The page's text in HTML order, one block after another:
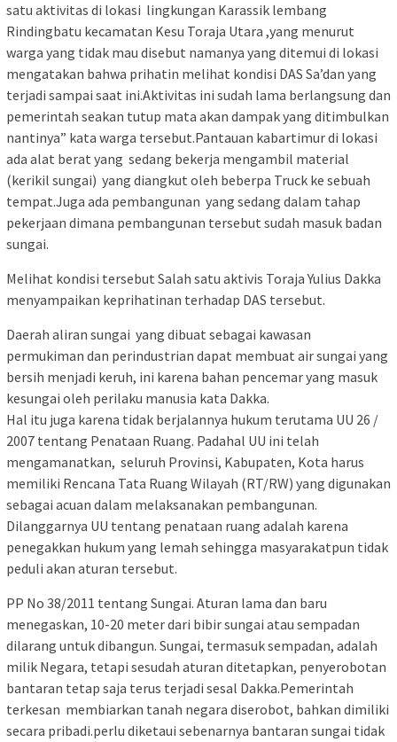
satu aktivitas di lokasi lingkungan Karassik lembang
Rindingbatu kecamatan Kesu Toraja Utara ,yang menurut
warga yang tidak mau disebut namanya yang ditemui di lokasi
mengatakan bahwa prihatin melihat kondisi DAS Sa’dan yang
terjadi sampai saat ini.Aktivitas ini sudah lama berlangsung dan
pemerintah seakan tutup mata akan dampak yang ditimbulkan
nantinya” kata warga tersebut.Pantauan kabartimur di lokasi
ada alat berat yang sedang bekerja mengambil material
(kerikil sungai) yang diangkut oleh beberpa Truck ke sebuah
tempat.Juga ada pembangunan yang sedang dalam tahap
pekerjaan dimana pembangunan tersebut sudah masuk badan
sungai.
Melihat kondisi tersebut Salah satu aktivis Toraja Yulius Dakka
menyampaikan keprihatinan terhadap DAS tersebut.
Daerah aliran sungai yang dibuat sebagai kawasan
permukiman dan perindustrian dapat membuat air sungai yang
bersih menjadi keruh, ini karena bahan pencemar yang masuk
kesungai oleh perilaku manusia kata Dakka.
Hal itu juga karena tidak berjalannya hukum terutama UU 26 /
2007 tentang Penataan Ruang. Padahal UU ini telah
mengamanatkan, seluruh Provinsi, Kabupaten, Kota harus
memiliki Rencana Tata Ruang Wilayah (RT/RW) yang digunakan
sebagai acuan dalam melaksanakan pembangunan.
Dilanggarnya UU tentang penataan ruang adalah karena
penegakkan hukum yang lemah sehingga masyarakatpun tidak
peduli akan aturan tersebut.
PP No 38/2011 tentang Sungai. Aturan lama dan baru
menegaskan, 10-20 meter dari bibir sungai atau sempadan
dilarang untuk dibangun. Sungai, termasuk sempadan, adalah
milik Negara, tetapi sesudah aturan ditetapkan, penyerobotan
bantaran tetap saja terus terjadi sesal Dakka.Pemerintah
terkesan membiarkan tanah negara diserobot, bahkan dimiliki
secara pribadi.perlu diketaui sebenarnya bantaran sungai tidak